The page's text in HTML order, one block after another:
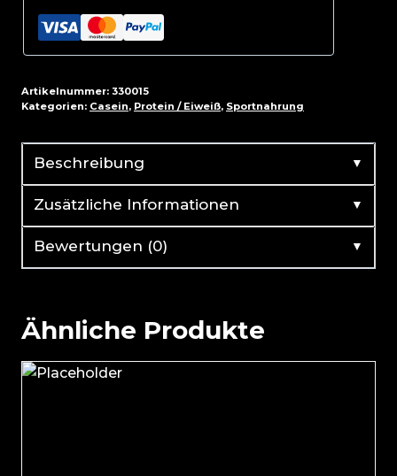
Menge
Artikelnummer: 330015
Kategorien: Casein, Protein / Eiweiß, Sportnahrung
Beschreibung ▼
Zusätzliche Informationen ▼
Bewertungen (0) ▼
Ähnliche Produkte